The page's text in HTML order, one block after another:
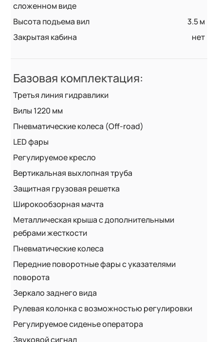
сложенном виде
Высота подъема вил
3.5 м
Закрытая кабина
нет
Базовая комплектация:
Третья линия гидравлики
Вилы 1220 мм
Пневматические колеса (Off-road)
LED фары
Регулируемое кресло
Вертикальная выхлопная труба
Защитная грузовая решетка
Широкообзорная мачта
Металлическая крыша с дополнительными
ребрами жесткости
Пневматические колеса
Передние поворотные фары с указателями
поворота
Зеркало заднего вида
Рулевая колонка с возможностью регулировки
Регулируемое сиденье оператора
Звуковой сигнал